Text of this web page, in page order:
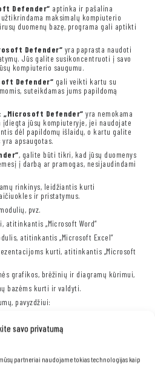
savo privatumą
partneriai naudojame tokias technologijas kaip
Defender“ aptinka ir pašalina
maksimalų kompiuterio
duomenų bazę, programa gali aptikti
Defender“ yra paprasta naudoti
Jūs galite susikoncentruoti į savo
kompiuterio saugumu.
Defender“ gali veikti kartu su
suteikdamas jums papildomą
„Microsoft Defender“ yra nemokama
jūsų kompiuteryje, jei naudojate
dėl papildomų išlaidų, o kartu galite
apsaugotas.
, galite būti tikri, kad jūsų duomenys
į darbą ar pramogas, nesijaudindami
rinkinys, leidžiantis kurti
ir pristatymus.
pvz.
atitinkantis „Microsoft Word“
atitinkantis „Microsoft Excel“
kurti, atitinkantis „Microsoft
grafikos, brėžinių ir diagramų kūrimui,
bazėms kurti ir valdyti.
pavyzdžiui:
o tai reiškia, kad jūs neturėsite jokių
dokumentus, sukurtus kitose
ir lengva naudoti, todėl galite sutelkti